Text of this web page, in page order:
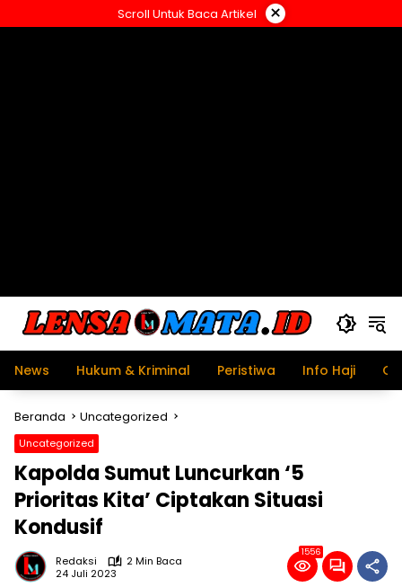
ke
Scroll Untuk Baca Artikel ×
News Hukum & Kriminal Peristiwa Info Haji
Beranda Uncategorized
Uncategorized
Kapolda Sumut Luncurkan ‘5
Prioritas Kita’ Ciptakan Situasi
Kondusif
Redaksi
2 Min Baca
24 Juli 2023
1556